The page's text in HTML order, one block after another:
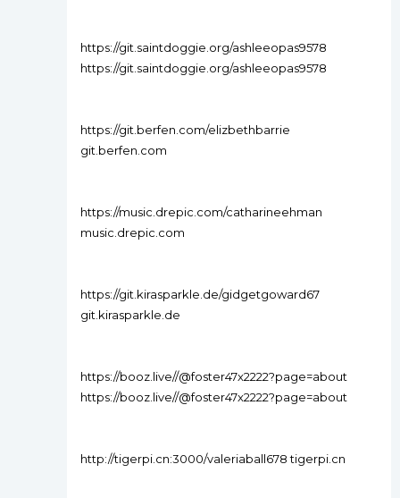
https://git.saintdoggie.org/ashleeopas9578
https://git.saintdoggie.org/ashleeopas9578
https://git.berfen.com/elizbethbarrie
git.berfen.com
https://music.drepic.com/catharineehman
music.drepic.com
https://git.kirasparkle.de/gidgetgoward67
git.kirasparkle.de
https://booz.live//@foster47x2222?page=about
https://booz.live//@foster47x2222?page=about
http://tigerpi.cn:3000/valeriaball678 tigerpi.cn